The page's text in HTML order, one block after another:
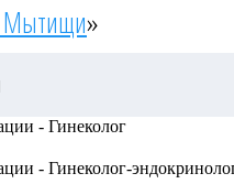
Мытищи»
- Гинеколог
- Гинеколог-